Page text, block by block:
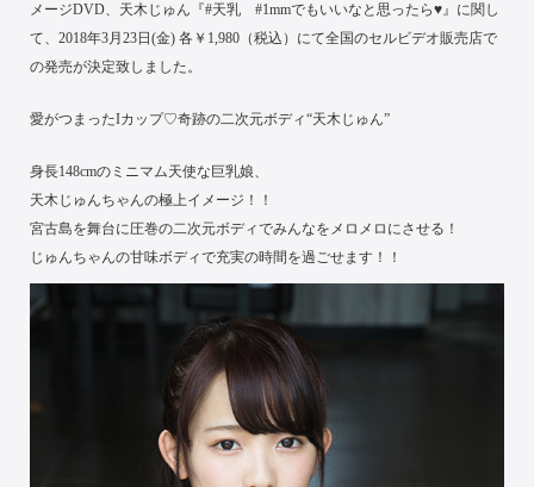
メージDVD、天木じゅん『#天乳 #1mmでもいいなと思ったら♥』に関し
て、2018年3月23日(金) 各￥1,980（税込）にて全国のセルビデオ販売店で
の発売が決定致しました。
愛がつまったIカップ♡奇跡の二次元ボディ“天木じゅん”
身長148cmのミニマム天使な巨乳娘、
天木じゅんちゃんの極上イメージ！！
宮古島を舞台に圧巻の二次元ボディでみんなをメロメロにさせる！
じゅんちゃんの甘味ボディで充実の時間を過ごせます！！